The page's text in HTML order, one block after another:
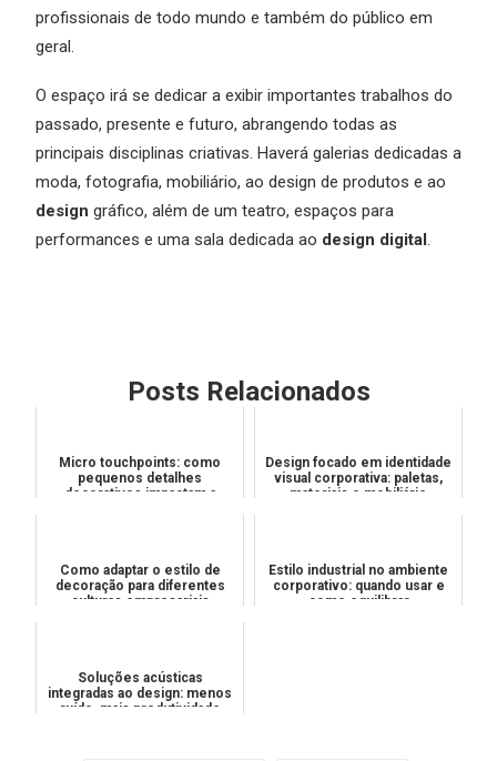
profissionais de todo mundo e também do público em
geral.
O espaço irá se dedicar a exibir importantes trabalhos do
passado, presente e futuro, abrangendo todas as
principais disciplinas criativas. Haverá galerias dedicadas a
moda, fotografia, mobiliário, ao design de produtos e ao
design gráfico, além de um teatro, espaços para
performances e uma sala dedicada ao design digital.
Posts Relacionados
Micro touchpoints: como
pequenos detalhes
decorativos impactam a
Design focado em identidade
visual corporativa: paletas,
materiais e mobiliário
Como adaptar o estilo de
decoração para diferentes
culturas empresariais
Estilo industrial no ambiente
corporativo: quando usar e
como equilibrar
Soluções acústicas
integradas ao design: menos
ruído, mais produtividade